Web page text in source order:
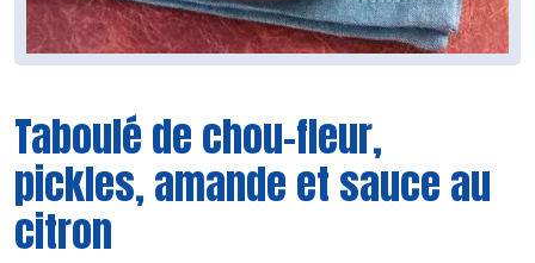
Taboulé de chou-fleur,
pickles, amande et sauce au
citron